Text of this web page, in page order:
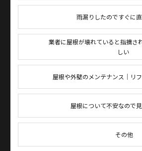
雨漏りしたのですぐに
業者に屋根が壊れていると指摘さ
しい
屋根や外壁のメンテナンス｜リ
屋根について不安なので
その他